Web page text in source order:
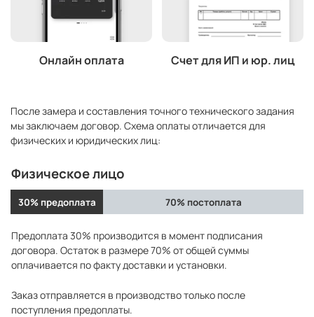
Онлайн оплата Счет для ИП и юр. лиц
После замера и составления точного технического задания
мы заключаем договор. Схема оплаты отличается для
физических и юридических лиц:
Физическое лицо
30% предоплата 70% постоплата
Предоплата 30% производится в момент подписания
договора. Остаток в размере 70% от общей суммы
оплачивается по факту доставки и установки.
Заказ отправляется в производство только после
поступления предоплаты.